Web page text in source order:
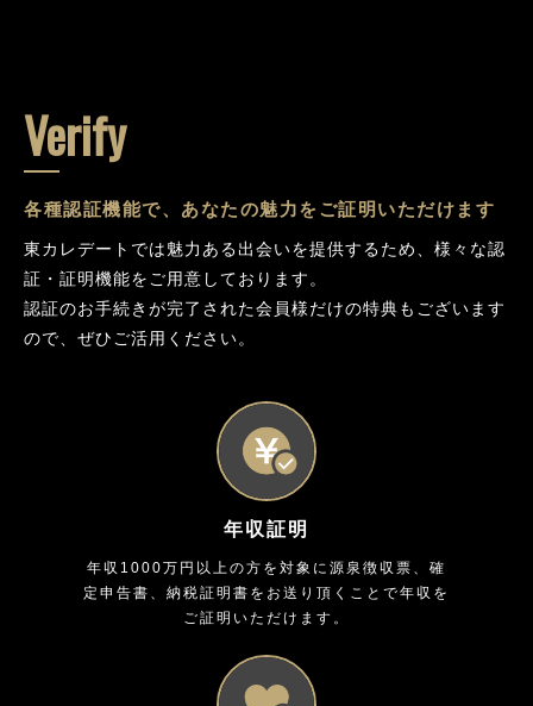
Verify
各種認証機能で、あなたの魅力をご証明いただけます
東カレデートでは魅力ある出会いを提供するため、様々な認
証・証明機能をご用意しております。
認証のお手続きが完了された会員様だけの特典もございます
ので、ぜひご活用ください。
年収証明
年収1000万円以上の方を対象に源泉徴収票、確
定申告書、納税証明書をお送り頂くことで年収を
ご証明いただけます。